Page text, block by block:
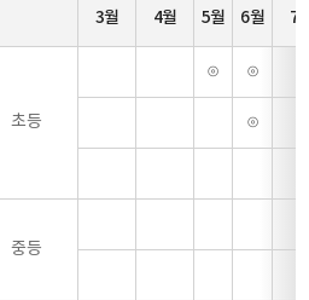
3월 4월 5월 6월 7
초등
⊙ ⊙
⊙
중등